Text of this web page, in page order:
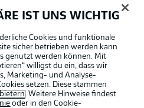
von Union zu Schalke (drei
FCU).
IST UNS WICHTIG
Cookies und funktionale
sicher betrieben werden kann
genutzt werden können. Mit
willigst du ein, dass wir
Marketing- und Analyse-
setzen. Diese stammen
. Weitere Hinweise findest
oder in den Cookie-